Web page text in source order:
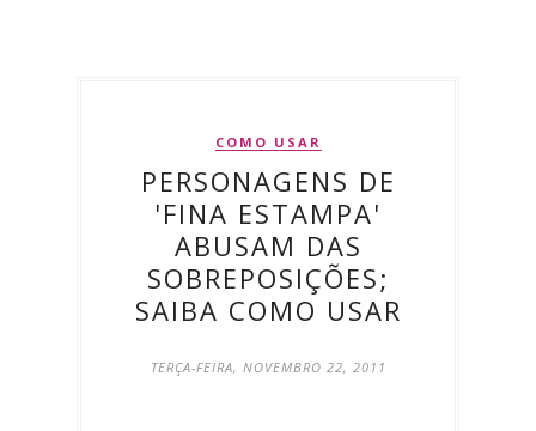
COMO USAR
PERSONAGENS DE
'FINA ESTAMPA'
ABUSAM DAS
SOBREPOSIÇÕES;
SAIBA COMO USAR
TERÇA-FEIRA, NOVEMBRO 22, 2011